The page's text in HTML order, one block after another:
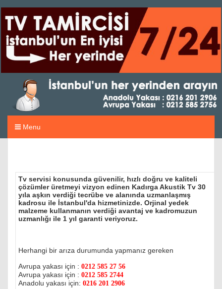
Menu
Tv servisi konusunda güvenilir, hızlı doğru ve kaliteli
çözümler üretmeyi vizyon edinen Kadırga Akustik Tv 30
yıla aşkın verdiği tecrübe ve alanında uzmanlaşmış
kadrosu ile İstanbul'da hizmetinizde. Orjinal yedek
malzeme kullanmanın verdiği avantaj ve kadromuzun
uzmanlığı ile 1 yıl garanti veriyoruz.
Herhangi bir arıza durumunda yapmanız gereken
Avrupa yakası için : 0212 585 27 56
Avrupa yakası için : 0212 585 2744
Anadolu yakası için: 0216 201 2906